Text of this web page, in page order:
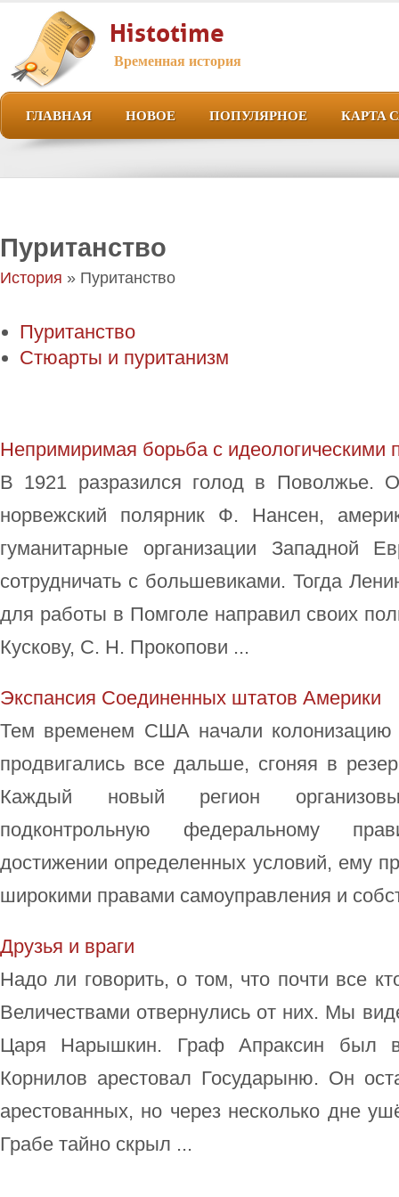
Histotime
Временная история
ГЛАВНАЯ НОВОЕ ПОПУЛЯРНОЕ КАРТА
Пуританство
История » Пуританство
Пуританство
Стюарты и пуританизм
Непримиримая борьба с идеологическими
В 1921 разразился голод в Поволжье.
норвежский полярник Ф. Нансен,
гуманитарные организации Западной
сотрудничать с большевиками. Тогда
для работы в Помголе направил своих
Кускову, С. Н. Прокопови ...
Экспансия Соединенных штатов Америки
Тем временем США начали
продвигались все дальше, сгоняя в
Каждый новый регион
подконтрольную федеральному
достижении определенных условий, ему
широкими правами самоуправления и
Друзья и враги
Надо ли говорить, о том, что почти все
Величествами отвернулись от них. Мы
Царя Нарышкин. Граф Апраксин был
Корнилов арестовал Государыню. Он
арестованных, но через несколько дне
Грабе тайно скрыл ...